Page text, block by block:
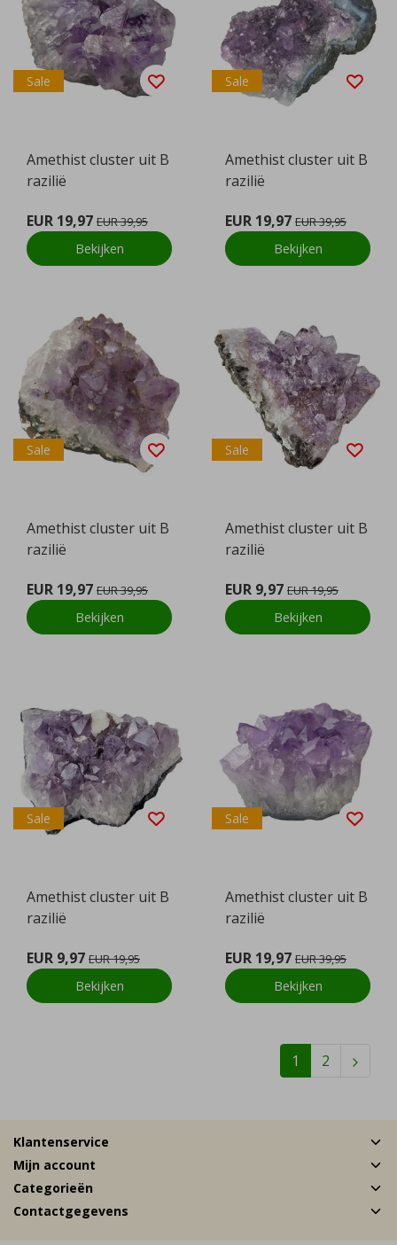
Sale
Amethist cluster uit B
razilië
EUR 19,97 EUR 39,95
Bekijken
Sale
Amethist cluster uit B
razilië
EUR 19,97 EUR 39,95
Bekijken
Sale
Amethist cluster uit B
razilië
EUR 19,97 EUR 39,95
Bekijken
Sale
Amethist cluster uit B
razilië
EUR 9,97 EUR 19,95
Bekijken
Sale
Amethist cluster uit B
razilië
EUR 9,97 EUR 19,95
Bekijken
Sale
Amethist cluster uit B
razilië
EUR 19,97 EUR 39,95
Bekijken
1 2
Klantenservice
Mijn account
Categorieën
Contactgegevens